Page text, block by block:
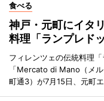
食べる
神戸・元町にイタ
料理「ランプレド
フィレンツェの伝統料理
「Mercato di Mano（メ
町通3）が7月15日、元町